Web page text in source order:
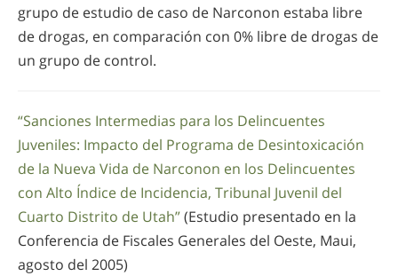
grupo de estudio de caso de Narconon estaba libre
de drogas, en comparación con 0% libre de drogas de
un grupo de control.
“Sanciones Intermedias para los Delincuentes
Juveniles: Impacto del Programa de Desintoxicación
de la Nueva Vida de Narconon en los Delincuentes
con Alto Índice de Incidencia, Tribunal Juvenil del
Cuarto Distrito de Utah”(Estudio presentado en la
Conferencia de Fiscales Generales del Oeste, Maui,
agosto del 2005)